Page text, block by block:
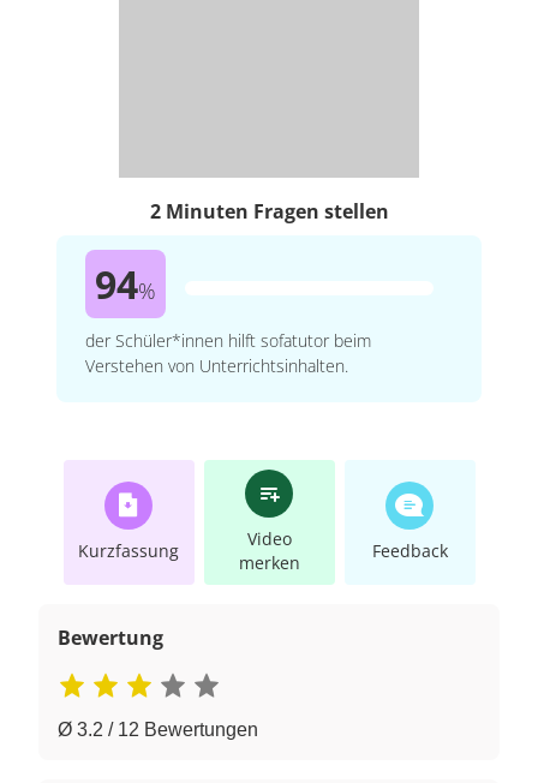
2 Minuten Fragen stellen
94%
der Schüler*innen hilft sofatutor beim
Verstehen von Unterrichtsinhalten.
Kurzfassung
Video
merken
Feedback
Bewertung
Ø 3.2 / 12 Bewertungen